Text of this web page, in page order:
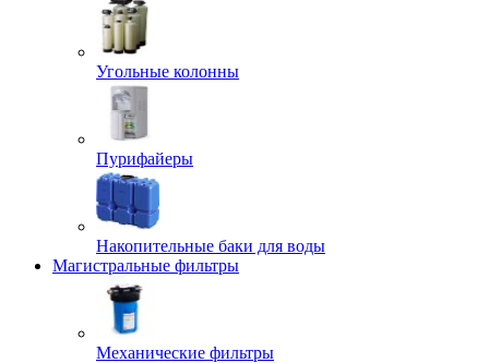
Угольные колонны
Пурифайеры
Накопительные баки для воды
Магистральные фильтры
Механические фильтры